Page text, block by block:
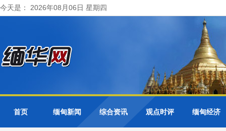
今天是： 2026年08月06日 星期四
首页 缅甸新闻 综合资讯 观点时评 缅甸经济